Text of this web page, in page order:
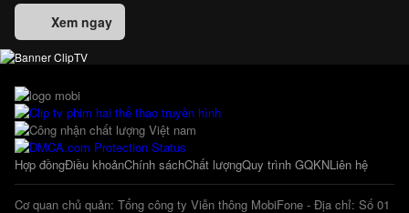
Xem ngay
Hợp đồngĐiều khoảnChính sáchChất lượngQuy trình GQKNLiên hệ
Cơ quan chủ quản: Tổng công ty Viễn thông MobiFone - Địa chỉ: Số 01